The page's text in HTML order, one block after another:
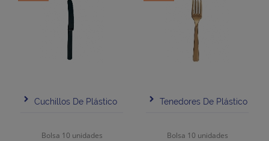
Cuchillos De Plástico
Bolsa 10 unidades
Tenedores De Plástico
Bolsa 10 unidades